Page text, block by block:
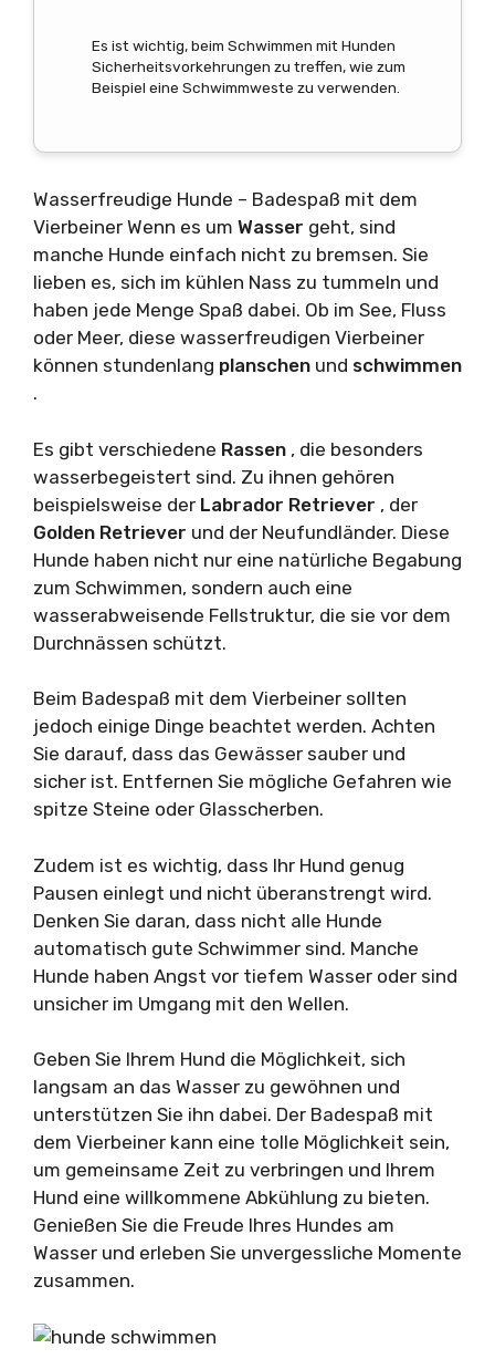
Es ist wichtig, beim Schwimmen mit Hunden
Sicherheitsvorkehrungen zu treffen, wie zum
Beispiel eine Schwimmweste zu verwenden.
Wasserfreudige Hunde – Badespaß mit dem
Vierbeiner Wenn es um Wasser geht, sind
manche Hunde einfach nicht zu bremsen. Sie
lieben es, sich im kühlen Nass zu tummeln und
haben jede Menge Spaß dabei. Ob im See, Fluss
oder Meer, diese wasserfreudigen Vierbeiner
können stundenlang planschen und schwimmen
.
Es gibt verschiedene Rassen , die besonders
wasserbegeistert sind. Zu ihnen gehören
beispielsweise der Labrador Retriever , der
Golden Retriever und der Neufundländer. Diese
Hunde haben nicht nur eine natürliche Begabung
zum Schwimmen, sondern auch eine
wasserabweisende Fellstruktur, die sie vor dem
Durchnässen schützt.
Beim Badespaß mit dem Vierbeiner sollten
jedoch einige Dinge beachtet werden. Achten
Sie darauf, dass das Gewässer sauber und
sicher ist. Entfernen Sie mögliche Gefahren wie
spitze Steine oder Glasscherben.
Zudem ist es wichtig, dass Ihr Hund genug
Pausen einlegt und nicht überanstrengt wird.
Denken Sie daran, dass nicht alle Hunde
automatisch gute Schwimmer sind. Manche
Hunde haben Angst vor tiefem Wasser oder sind
unsicher im Umgang mit den Wellen.
Geben Sie Ihrem Hund die Möglichkeit, sich
langsam an das Wasser zu gewöhnen und
unterstützen Sie ihn dabei. Der Badespaß mit
dem Vierbeiner kann eine tolle Möglichkeit sein,
um gemeinsame Zeit zu verbringen und Ihrem
Hund eine willkommene Abkühlung zu bieten.
Genießen Sie die Freude Ihres Hundes am
Wasser und erleben Sie unvergessliche Momente
zusammen.